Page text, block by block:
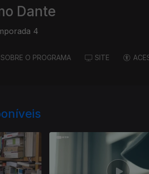
Dante
4
SOBRE O PROGRAMA SITE